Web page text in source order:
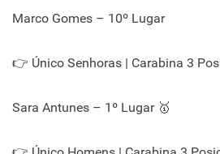
Marco Gomes – 10º Lugar
👉 Único Senhoras | Carabina 3
Sara Antunes – 1º Lugar 🥇